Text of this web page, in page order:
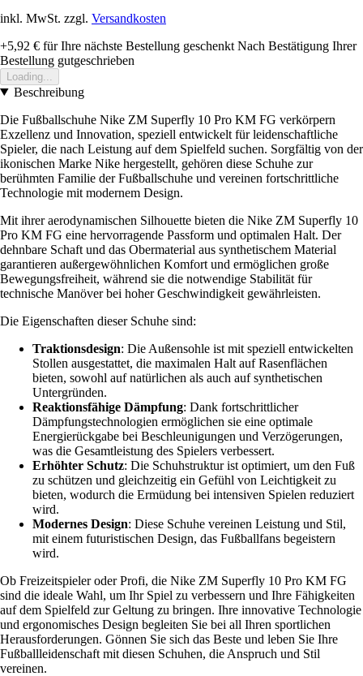
inkl. MwSt. zzgl. Versandkosten
+5,92 € für Ihre nächste Bestellung geschenkt Nach Bestätigung Ihrer
Bestellung gutgeschrieben
Loading...
Beschreibung
Die Fußballschuhe Nike ZM Superfly 10 Pro KM FG verkörpern
Exzellenz und Innovation, speziell entwickelt für leidenschaftliche
Spieler, die nach Leistung auf dem Spielfeld suchen. Sorgfältig von der
ikonischen Marke Nike hergestellt, gehören diese Schuhe zur
berühmten Familie der Fußballschuhe und vereinen fortschrittliche
Technologie mit modernem Design.
Mit ihrer aerodynamischen Silhouette bieten die Nike ZM Superfly 10
Pro KM FG eine hervorragende Passform und optimalen Halt. Der
dehnbare Schaft und das Obermaterial aus synthetischem Material
garantieren außergewöhnlichen Komfort und ermöglichen große
Bewegungsfreiheit, während sie die notwendige Stabilität für
technische Manöver bei hoher Geschwindigkeit gewährleisten.
Die Eigenschaften dieser Schuhe sind:
Traktionsdesign: Die Außensohle ist mit speziell entwickelten
Stollen ausgestattet, die maximalen Halt auf Rasenflächen
bieten, sowohl auf natürlichen als auch auf synthetischen
Untergründen.
Reaktionsfähige Dämpfung: Dank fortschrittlicher
Dämpfungstechnologien ermöglichen sie eine optimale
Energierückgabe bei Beschleunigungen und Verzögerungen,
was die Gesamtleistung des Spielers verbessert.
Erhöhter Schutz: Die Schuhstruktur ist optimiert, um den Fuß
zu schützen und gleichzeitig ein Gefühl von Leichtigkeit zu
bieten, wodurch die Ermüdung bei intensiven Spielen reduziert
wird.
Modernes Design: Diese Schuhe vereinen Leistung und Stil,
mit einem futuristischen Design, das Fußballfans begeistern
wird.
Ob Freizeitspieler oder Profi, die Nike ZM Superfly 10 Pro KM FG
sind die ideale Wahl, um Ihr Spiel zu verbessern und Ihre Fähigkeiten
auf dem Spielfeld zur Geltung zu bringen. Ihre innovative Technologie
und ergonomisches Design begleiten Sie bei all Ihren sportlichen
Herausforderungen. Gönnen Sie sich das Beste und leben Sie Ihre
Fußballleidenschaft mit diesen Schuhen, die Anspruch und Stil
vereinen.